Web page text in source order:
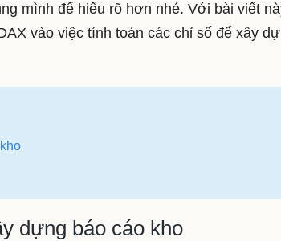
mình để hiểu rõ hơn nhé. Với bài viết
vào việc tính toán các chỉ số để xây
dựng báo cáo kho